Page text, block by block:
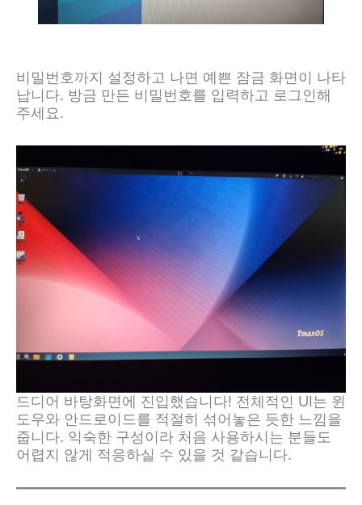
비밀번호까지 설정하고 나면 예쁜 잠금 화면이 나타
납니다. 방금 만든 비밀번호를 입력하고 로그인해
주세요.
드디어 바탕화면에 진입했습니다! 전체적인 UI는 윈
도우와 안드로이드를 적절히 섞어놓은 듯한 느낌을
줍니다. 익숙한 구성이라 처음 사용하시는 분들도
어렵지 않게 적응하실 수 있을 것 같습니다.